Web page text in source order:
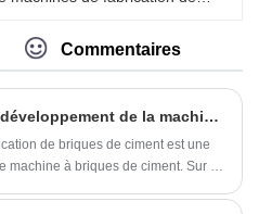
en gros des machines de
Commentaires
Quelle est la tendance de développement de la machine automatique de fabrication de briques de ciment ?
de briques de ciment est une
à briques de ciment. Sur le